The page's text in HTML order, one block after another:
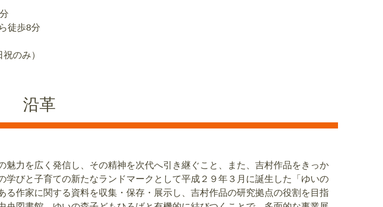
徒歩8分
のみ）
沿革
力を広く発信し、その精神を次代へ引き継ぐこと、また、吉村作品をきっか
びと子育ての新たなランドマークとして平成２９年３月に誕生した「ゆいの
作家に関する資料を収集・保存・展示し、吉村作品の研究拠点の役割を目指